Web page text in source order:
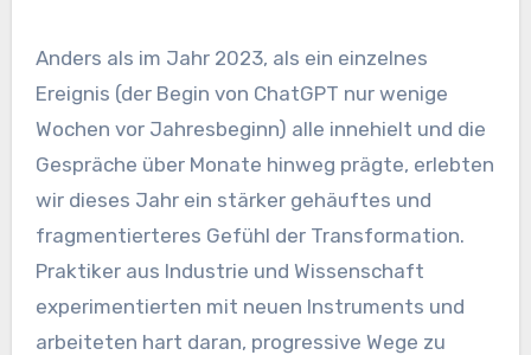
Anders als im Jahr 2023, als ein einzelnes
Ereignis (der Begin von ChatGPT nur wenige
Wochen vor Jahresbeginn) alle innehielt und die
Gespräche über Monate hinweg prägte, erlebten
wir dieses Jahr ein stärker gehäuftes und
fragmentierteres Gefühl der Transformation.
Praktiker aus Industrie und Wissenschaft
experimentierten mit neuen Instruments und
arbeiteten hart daran, progressive Wege zu